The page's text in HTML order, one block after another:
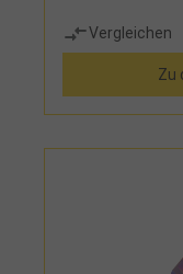
Vergleichen
Zu